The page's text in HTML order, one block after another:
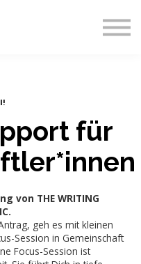
für
von THE WRITING
geh es mit kleinen
Session in Gemeinschaft
Focus-Session ist